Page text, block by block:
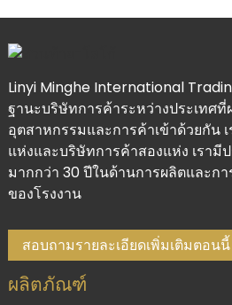
Linyi Minghe International
ฐานะบริษัทการค้าระหว่างประเทศ
อุตสาหกรรมและการค้าเข้าด้วยกัน
แห่งและบริษัทการค้าสองแห่ง เรามี
มากกว่า 30 ปีในด้านการผลิตและกา
ของโรงงาน
สอบถามรายละเอียดเพิ่มเติมตอนนี้
ผลิตภัณฑ์